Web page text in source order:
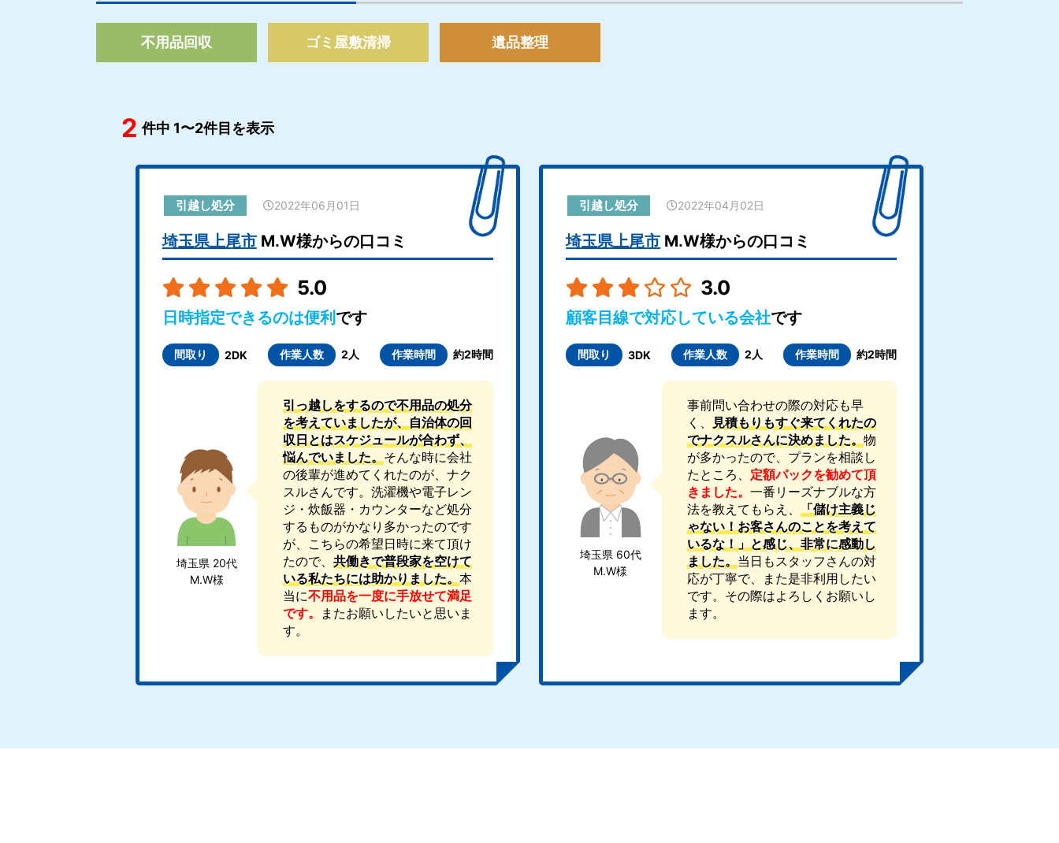
不用品回収 ゴミ屋敷清掃 遺品整理
2 件中 1〜2件目を表示
引越し処分 2022年06月01日
埼玉県上尾市M.W様からの口コミ
5.0
日時指定できるのは便利 です
間取り 2DK 作業人数 2人 作業時間 約2時間
埼玉県 20代
M.W様
引っ越しをするので不用品の処分
を考えていましたが、自治体の回
収日とはスケジュールが合わず、
悩んでいました。そんな時に会社
の後輩が進めてくれたのが、ナク
スルさんです。洗濯機や電子レン
ジ・炊飯器・カウンターなど処分
するものがかなり多かったのです
が、こちらの希望日時に来て頂け
たので、共働きで普段家を空けて
いる私たちには助かりました。本
当に不用品を一度に手放せて満足
です。
またお願いしたいと思いま
す。
引越し処分 2022年04月02日
埼玉県上尾市 M.W様からの口コミ
3.0
顧客目線で対応している会社です
間取り 3DK 作業人数 2人 作業時間 約2時間
埼玉県 60代
M.W様
事前問い合わせの際の対応も早
く、 見積もりもすぐ来てくれたの
でナクスルさんに決めました。物
が多かったので、プランを相談し
たところ、 定額パックを勧めて頂
きました。 一番リーズナブルな方
法を教えてもらえ、 「儲け主義じ
ゃない！お客さんのことを考えて
いるな！」と感じ、非常に感動し
ました。当日もスタッフさんの対
応が丁寧で、また是非利用したい
です。その際はよろしくお願いし
ます。